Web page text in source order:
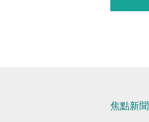
焦點新聞